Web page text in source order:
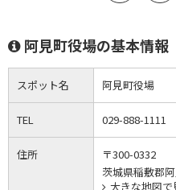
阿見町役場の基本情報
スポット名 阿見町役場
TEL 029-888-1111
住所
〒300-0332
茨城県稲敷郡
大きな地図で